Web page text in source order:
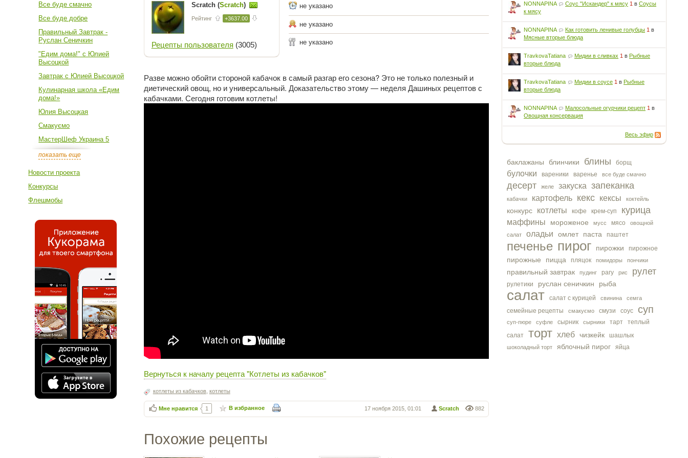
Все буде смачно
Все буде добре
Правильный Завтрак -
Руслан Сеничкин
"Едим дома!" с Юлией
Высоцкой
Завтрак с Юлией Высоцкой
Кулинарная школа «Едим
дома!»
Юлия Высоцкая
Смакуємо
МастерШеф Украина 5
показать еще
Новости проекта
Конкурсы
Флешмобы
NONNAPINA Соус "Искандер" к мясу 1 вСоусы
к мясу
NONNAPINA Как готовить ленивые голубцы 1 в
Мясные вторые блюда
TravkovaTatiana Мидии в сливках 1 вРыбные
вторые блюда
TravkovaTatiana Мидии в соусе 1 вРыбные
вторые блюда
NONNAPINA Малосольные огурчики рецепт 1 в
Овощная консервация
Весь эфир
баклажаны блинчики блины борщ
булочки вареники варенье все буде смачно
десерт желе закуска запеканка
кабачки картофель кекс кексы коктейль
конкурс котлеты кофе крем-суп курица
маффины мороженое мусс мясо
овощной
салат
оладьи омлет паста паштет
печенье пирог пирожки пирожное
пирожные пицца пляцок помидоры пончики
правильный завтрак пудинг рагу рис рулет
рулетики руслан сеничкин рыба
салат салат с курицей свинина семга
семейные рецепты смакуємо смузи соус суп
суп-пюре суфле сырник сырники тарт
теплый
салат
торт хлеб чизкейк шашлык
шоколадный торт яблочный пирог яйца
Scratch (Scratch)
Рейтинг +3637.00
Рецепты пользователя (3005)
не указано
не указано
не указано
Разве можно обойти стороной кабачок в самый разгар его сезона? Это не только полезный и
диетический овощ, но и универсальный. Доказательство этому — неделя Дашиных рецептов с
кабачками. Сегодня готовим котлеты!
Вернуться к началу рецепта "Котлеты из кабачков"
котлеты из кабачков, котлеты
882
Scratch
17 ноября 2015, 01:01
Мне нравится 1 В избранное
Похожие рецепты